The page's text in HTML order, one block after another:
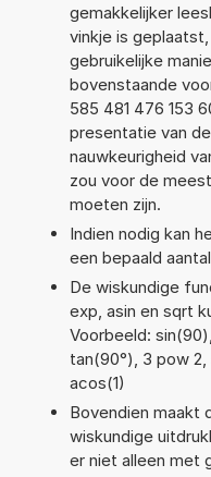
gemakkelijker
vinkje is
gebruikelijke
bovenstaande
585 481 476 153
presentatie van
nauwkeurigheid
zou voor de
moeten zijn.
Indien nodig kan
een bepaald
De wiskundige
exp, asin en sqrt
Voorbeeld:
tan(90°), 3 pow
acos(1)
Bovendien maakt
wiskundige
er niet alleen met